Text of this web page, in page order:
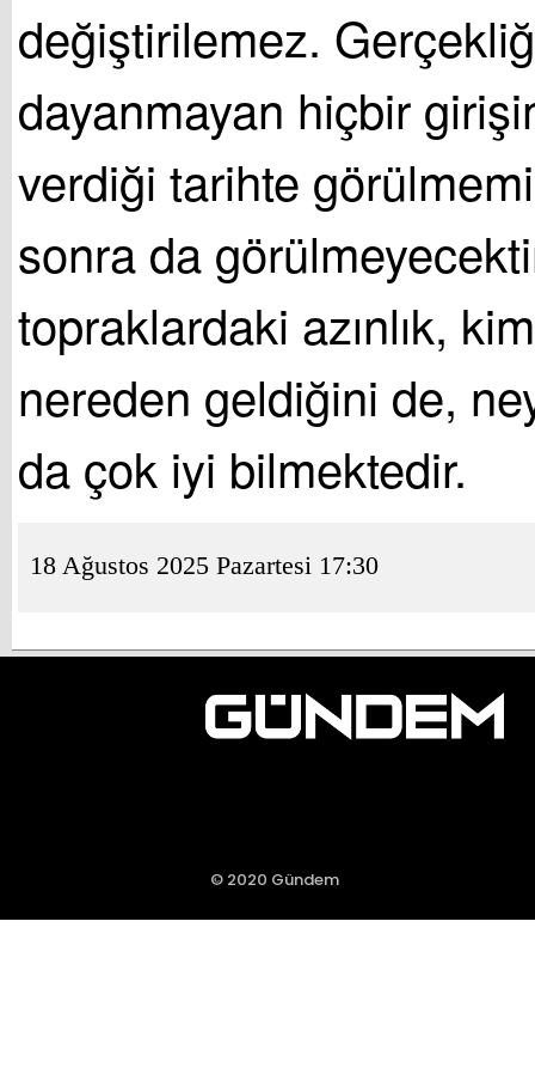
değiştirilemez.
dayanmayan hiçbir
verdiği tarihte
sonra da
topraklardaki azınlık,
nereden geldiğini de,
da çok iyi bilmektedir.
18 Ağustos 2025 Pazartesi 17:30
© 2020 Gündem